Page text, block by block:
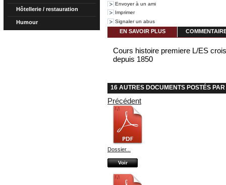
Hôtellerie / restauration
Humour
Envoyer à un ami
Imprimer
Signaler un abus
EN SAVOIR PLUS
Cours histoire premiere L/ES
depuis 1850
16 AUTRES DOCUMENTS POSTÉS
Précédent
Dossier...
Voir